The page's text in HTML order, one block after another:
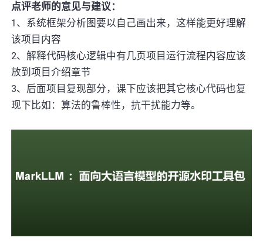
点评老师的意见与建议：
1、系统框架分析图要以自己画出来，这样能更好理解
该项目内容
2、解释代码核心逻辑中有几页项目运行流程内容应该
放到项目介绍章节
3、后面项目复现部分，课下应该把其它核心代码也复
现下比如：算法的鲁棒性，抗干扰能力等。